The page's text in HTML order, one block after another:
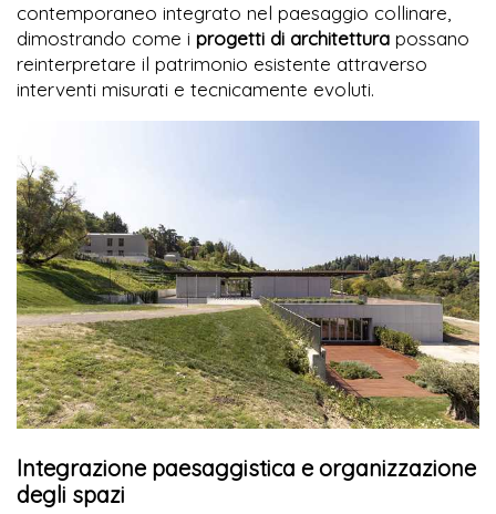
contemporaneo integrato nel paesaggio collinare,
dimostrando come i progetti di architettura possano
reinterpretare il patrimonio esistente attraverso
interventi misurati e tecnicamente evoluti.
Integrazione paesaggistica e organizzazione
degli spazi